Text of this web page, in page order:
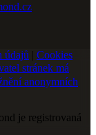
údajů | Cookies
stránek má
anonymních
je registrovaná